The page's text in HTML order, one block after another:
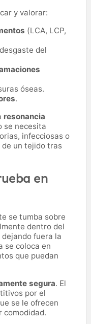
y valorar:
(LCA, LCP,
del
óseas.
.
resonancia
se necesita
infecciosas o
un tejido tras
en
se tumba sobre
dentro del
fuera la
se coloca en
que puedan
segura. El
por el
se le ofrecen
comodidad.